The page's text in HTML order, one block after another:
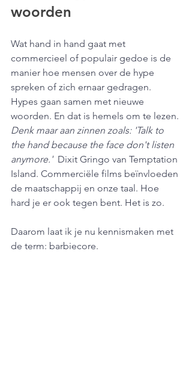
woorden
Wat hand in hand gaat met
commercieel of populair gedoe is de
manier hoe mensen over de hype
spreken of zich ernaar gedragen.
Hypes gaan samen met nieuwe
woorden. En dat is hemels om te lezen.
Denk maar aan zinnen zoals: 'Talk to
the hand because the face don't listen
anymore.' Dixit Gringo van Temptation
Island. Commerciële films beïnvloeden
de maatschappij en onze taal. Hoe
hard je er ook tegen bent. Het is zo.
Daarom laat ik je nu kennismaken met
de term: barbiecore.